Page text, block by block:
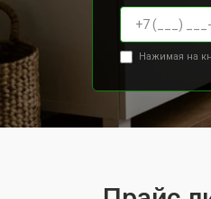
Нажимая на